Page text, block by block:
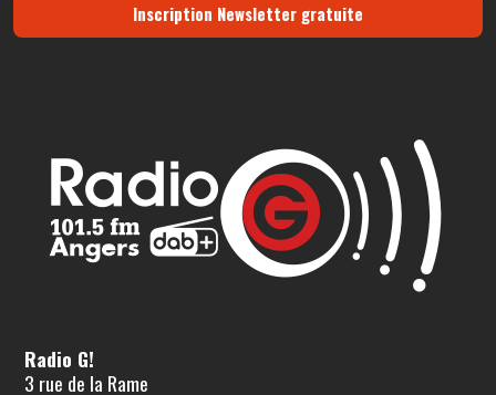
Inscription Newsletter gratuite
Radio G!
3 rue de la Rame